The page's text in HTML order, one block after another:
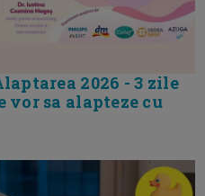
2026 - 3 zile
vor sa alapteze cu